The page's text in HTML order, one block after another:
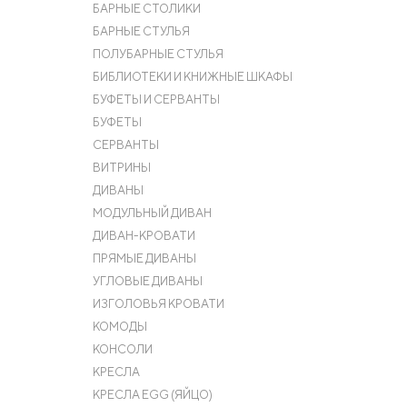
БАРНЫЕ СТОЛИКИ
БАРНЫЕ СТУЛЬЯ
ПОЛУБАРНЫЕ СТУЛЬЯ
БИБЛИОТЕКИ И КНИЖНЫЕ ШКАФЫ
БУФЕТЫ И СЕРВАНТЫ
БУФЕТЫ
СЕРВАНТЫ
ВИТРИНЫ
ДИВАНЫ
МОДУЛЬНЫЙ ДИВАН
ДИВАН-КРОВАТИ
ПРЯМЫЕ ДИВАНЫ
УГЛОВЫЕ ДИВАНЫ
ИЗГОЛОВЬЯ КРОВАТИ
КОМОДЫ
КОНСОЛИ
КРЕСЛА
КРЕСЛА EGG (ЯЙЦО)